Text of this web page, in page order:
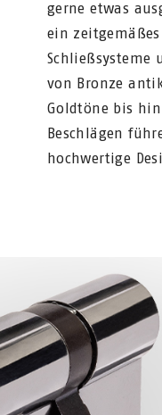
gerne etwas
ein
Schließsysteme
von Bronze
Goldtöne bis
Beschlägen
hochwertige